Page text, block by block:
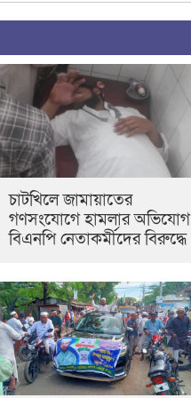
চাটখিলে জামায়াতের
গণসংযোগে হামলার অভিযোগ
বিএনপি নেতাকর্মীদের বিরুদ্ধে